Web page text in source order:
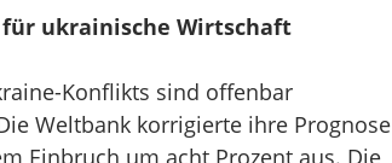
ukrainische Wirtschaft
Konflikts sind offenbar
Weltbank korrigierte ihre Prognose
Einbruch um acht Prozent aus. Die